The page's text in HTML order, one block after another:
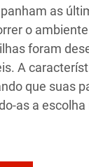
as
o
foram
A
que suas
as a